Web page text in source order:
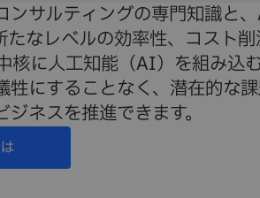
サルティングの専門知識と
たなレベルの効率性、コスト
核に人工知能（AI）を組み込
牲にすることなく、潜在的な
ネスを推進できます。